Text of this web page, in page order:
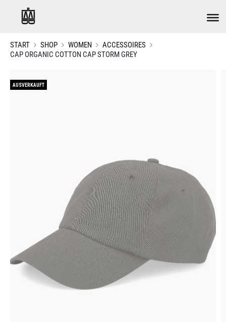
START SHOP WOMEN
ACCESSOIRES
CAP ORGANIC COTTON CAP STORM GREY
AUSVERKAUFT